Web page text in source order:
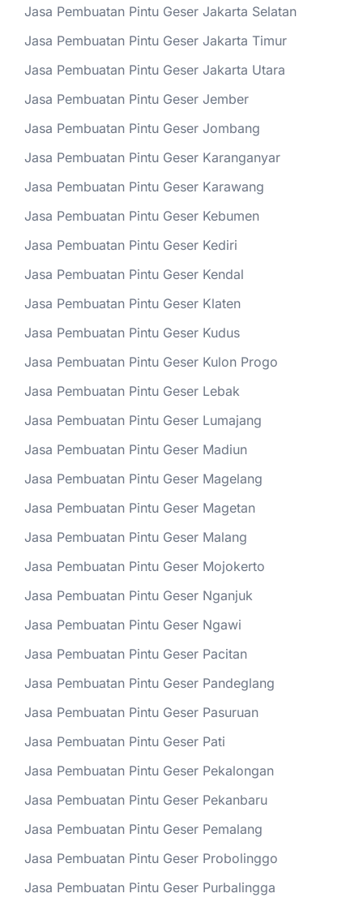
Jasa Pembuatan Pintu Geser Jakarta Selatan
Jasa Pembuatan Pintu Geser Jakarta Timur
Jasa Pembuatan Pintu Geser Jakarta Utara
Jasa Pembuatan Pintu Geser Jember
Jasa Pembuatan Pintu Geser Jombang
Jasa Pembuatan Pintu Geser Karanganyar
Jasa Pembuatan Pintu Geser Karawang
Jasa Pembuatan Pintu Geser Kebumen
Jasa Pembuatan Pintu Geser Kediri
Jasa Pembuatan Pintu Geser Kendal
Jasa Pembuatan Pintu Geser Klaten
Jasa Pembuatan Pintu Geser Kudus
Jasa Pembuatan Pintu Geser Kulon Progo
Jasa Pembuatan Pintu Geser Lebak
Jasa Pembuatan Pintu Geser Lumajang
Jasa Pembuatan Pintu Geser Madiun
Jasa Pembuatan Pintu Geser Magelang
Jasa Pembuatan Pintu Geser Magetan
Jasa Pembuatan Pintu Geser Malang
Jasa Pembuatan Pintu Geser Mojokerto
Jasa Pembuatan Pintu Geser Nganjuk
Jasa Pembuatan Pintu Geser Ngawi
Jasa Pembuatan Pintu Geser Pacitan
Jasa Pembuatan Pintu Geser Pandeglang
Jasa Pembuatan Pintu Geser Pasuruan
Jasa Pembuatan Pintu Geser Pati
Jasa Pembuatan Pintu Geser Pekalongan
Jasa Pembuatan Pintu Geser Pekanbaru
Jasa Pembuatan Pintu Geser Pemalang
Jasa Pembuatan Pintu Geser Probolinggo
Jasa Pembuatan Pintu Geser Purbalingga